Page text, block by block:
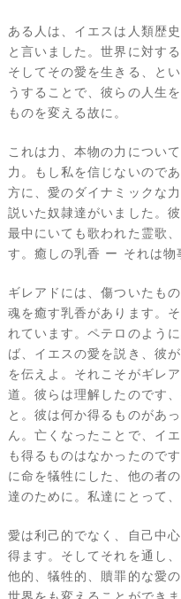
ある人は、イエスは人類歴
と言いました。世界に対す
そしてその愛を生きる、と
うすることで、彼らの人生
ものを変える故に。
これは力、本物の力につい
力。もし私を信じないので
方に、愛のダイナミックな
説いた奴隷達がいました。
最中にいても歌われた霊歌
す。癒しの乳香 ー それは物
ギレアドには、傷ついたも
魂を癒す乳香があります。
れています。ペテロのよう
ば、イエスの愛を説き、彼
を伝えよ。それこそがギレ
道。彼らは理解したのです
と。彼は何か得るものがあ
ん。亡くなったことで、イ
も得るものはなかったので
に命を犠牲にした、他の者
達のために。私達にとって、
愛は利己的でなく、自己中
得ます。そしてそれを通し
他的、犠牲的、贖罪的な愛